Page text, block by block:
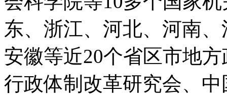
东、浙江、河北、河南
安徽等近20个省区市地
行政体制改革研究会、